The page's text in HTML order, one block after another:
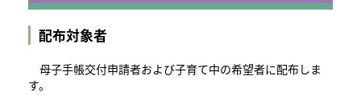
配布対象者
母子手帳交付申請者および子育て中の希望者に配布しま
す。